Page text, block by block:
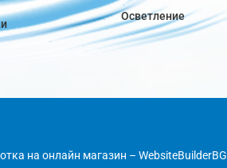
Осветление
на онлайн магазин – WebsiteBuilderBG